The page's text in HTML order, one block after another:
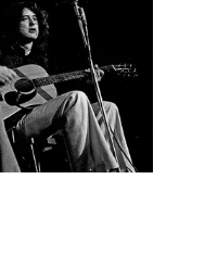
via Wikimedia